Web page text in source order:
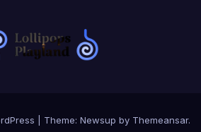
Theme: Newsup by Themeansar.